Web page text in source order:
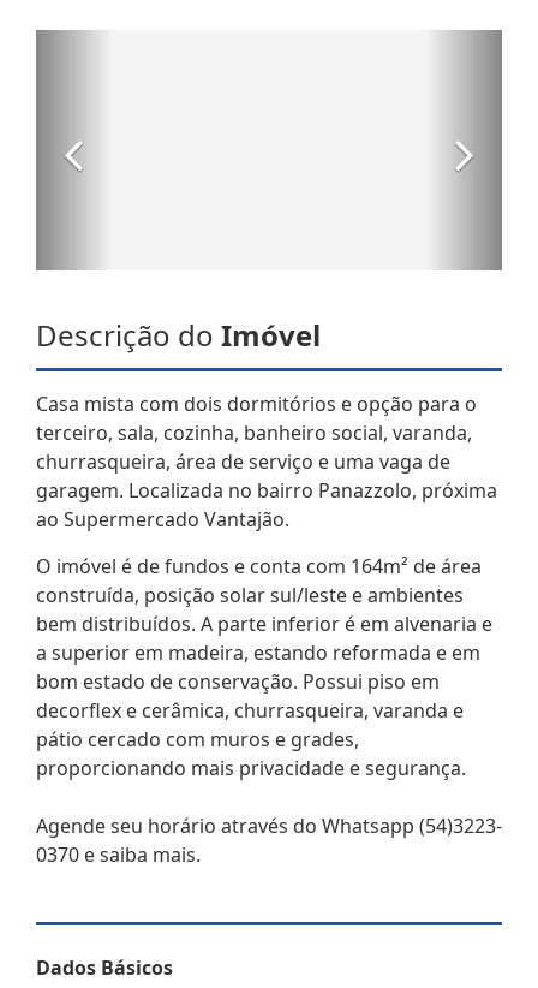
Descrição do Imóvel
Casa mista com dois dormitórios e opção para o
terceiro, sala, cozinha, banheiro social, varanda,
churrasqueira, área de serviço e uma vaga de
garagem. Localizada no bairro Panazzolo, próxima
ao Supermercado Vantajão.
O imóvel é de fundos e conta com 164m² de área
construída, posição solar sul/leste e ambientes
bem distribuídos. A parte inferior é em alvenaria e
a superior em madeira, estando reformada e em
bom estado de conservação. Possui piso em
decorflex e cerâmica, churrasqueira, varanda e
pátio cercado com muros e grades,
proporcionando mais privacidade e segurança.
Agende seu horário através do Whatsapp (54)3223-
0370 e saiba mais.
Dados Básicos